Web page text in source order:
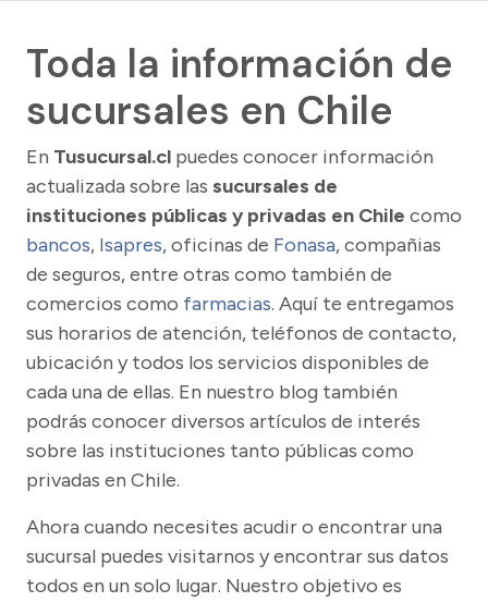
Toda la información de
sucursales en Chile
En Tusucursal.cl puedes conocer información
actualizada sobre las sucursales de
instituciones públicas y privadas en Chile como
bancos, Isapres, oficinas de Fonasa, compañias
de seguros, entre otras como también de
comercios como farmacias. Aquí te entregamos
sus horarios de atención, teléfonos de contacto,
ubicación y todos los servicios disponibles de
cada una de ellas. En nuestro blog también
podrás conocer diversos artículos de interés
sobre las instituciones tanto públicas como
privadas en Chile.
Ahora cuando necesites acudir o encontrar una
sucursal puedes visitarnos y encontrar sus datos
todos en un solo lugar. Nuestro objetivo es